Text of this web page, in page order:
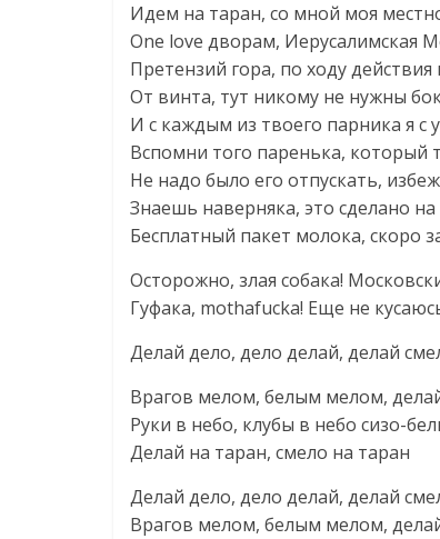
Идем на таран, со мной моя
One love дворам, Иерусалимская
Претензий гора, по ходу
От винта, тут никому не нужны
И с каждым из твоего парника я с
Вспомни того паренька, который
Не надо было его отпускать,
Знаешь наверняка, это сделано на
Бесплатный пакет молока, скоро
Осторожно, злая собака!
Гуфака, mothafucka! Еще не
Делай дело, дело делай, делай
Врагов мелом, белым мелом,
Руки в небо, клубы в небо сизо-
Делай на таран, смело на таран
Делай дело, дело делай, делай
Врагов мелом, белым мелом,